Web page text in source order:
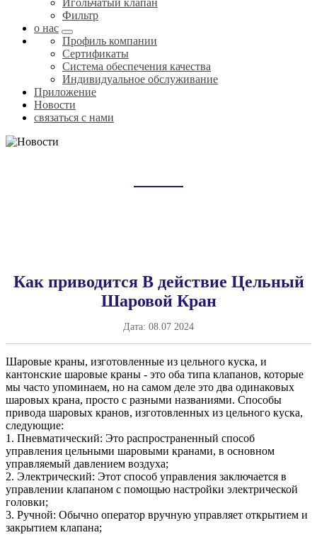
Игольчатый клапан
Фильтр
о нас
Профиль компании
Сертификаты
Система обеспечения качества
Индивидуальное обслуживание
Приложение
Новости
связаться с нами
Как приводится В действие Цельный
Шаровой Кран
Дата: 08.07 2024
Шаровые краны, изготовленные из цельного куска, и
кантонские шаровые краны - это оба типа клапанов, которые
мы часто упоминаем, но на самом деле это два одинаковых
шаровых крана, просто с разными названиями. Способы
привода шаровых кранов, изготовленных из цельного куска,
следующие:
1. Пневматический: Это распространенный способ
управления цельными шаровыми кранами, в основном
управляемый давлением воздуха;
2. Электрический: Этот способ управления заключается в
управлении клапаном с помощью настройки электрической
головки;
3. Ручной: Обычно оператор вручную управляет открытием и
закрытием клапана;